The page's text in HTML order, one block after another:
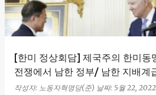
[한미 정상회담] 제국주의 한미동
전쟁에서 남한 정부/ 남한 지배계
작성자: 노동자혁명당(준) 날짜: 5월 22, 2022